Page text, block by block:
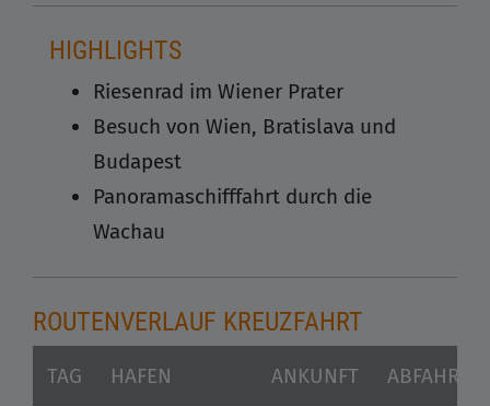
HIGHLIGHTS
Riesenrad im Wiener Prater
Besuch von Wien, Bratislava und
Budapest
Panoramaschifffahrt durch die
Wachau
ROUTENVERLAUF KREUZFAHRT
TAG HAFEN ANKUNFT ABFAHRT